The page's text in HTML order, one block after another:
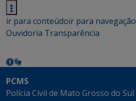
ir para conteúdoir para navegação
Ouvidoria Transparência
PCMS
Polícia Civil de Mato Grosso do Sul